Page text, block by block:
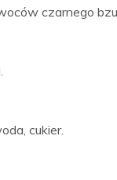
czarnego
cukier.